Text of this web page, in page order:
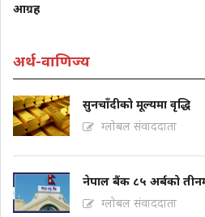
आग्रह
अर्थ-वाणिज्य
सुनचाँदीको मूल्यमा वृद्धि
ग्लोबल संवाददाता
नेपाल बैंक ८५ अर्बको
ग्लोबल संवाददाता